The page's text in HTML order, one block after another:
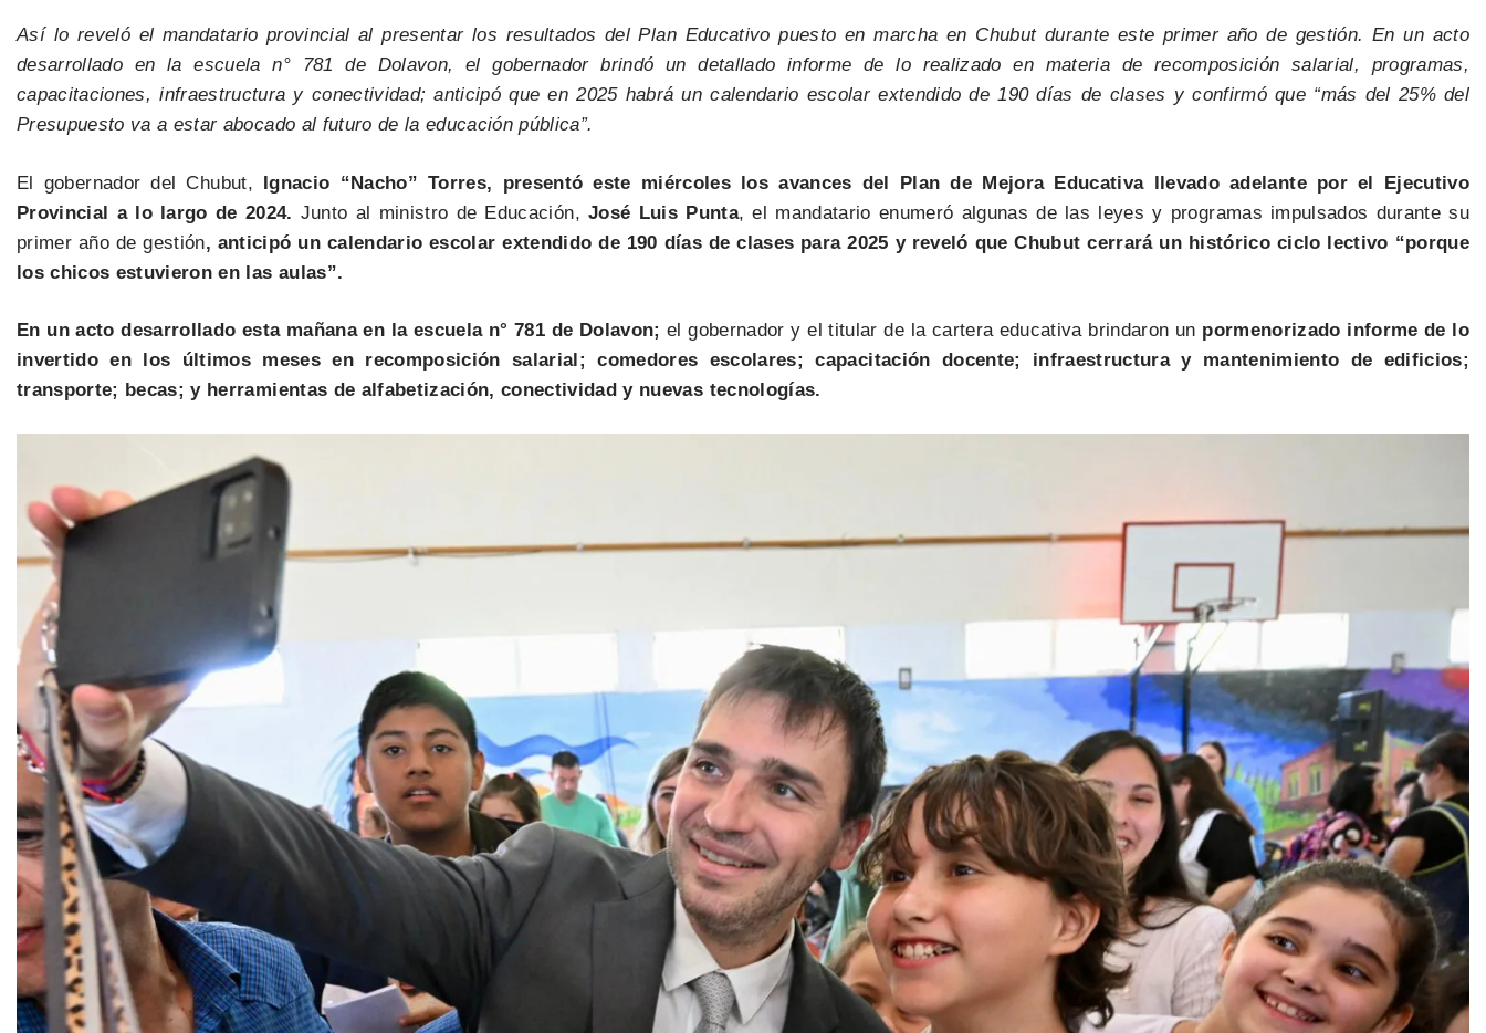
Así lo reveló el mandatario provincial al presentar los resultados del Plan Educativo puesto en marcha en Chubut durante este primer año de gestión. En un acto
desarrollado en la escuela n° 781 de Dolavon, el gobernador brindó un detallado informe de lo realizado en materia de recomposición salarial, programas,
capacitaciones, infraestructura y conectividad; anticipó que en 2025 habrá un calendario escolar extendido de 190 días de clases y confirmó que “más del 25% del
Presupuesto va a estar abocado al futuro de la educación pública”.
El gobernador del Chubut, Ignacio “Nacho” Torres,
presentó este miércoles los avances del Plan de Mejora Educativa llevado adelante por el Ejecutivo
Provincial a lo largo de 2024. Junto al ministro de Educación, José Luis Punta, el mandatario enumeró algunas de las leyes y programas impulsados durante su
primer año de gestión, anticipó un calendario escolar extendido de 190 días de clases para 2025 y reveló que Chubut cerrará un histórico ciclo lectivo “porque
los chicos estuvieron en las aulas”.
En un acto desarrollado esta mañana en la escuela n° 781 de Dolavon; el gobernador y el titular de la cartera educativa brindaron un pormenorizado informe de lo
invertido en los últimos meses en recomposición salarial; comedores escolares; capacitación docente; infraestructura y mantenimiento de edificios;
transporte; becas; y herramientas de alfabetización, conectividad y nuevas tecnologías.